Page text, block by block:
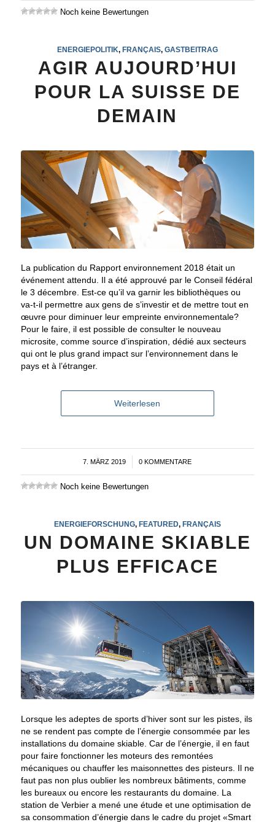
Noch keine Bewertungen
ENERGIEPOLITIK, FRANÇAIS, GASTBEITRAG
AGIR AUJOURD’HUI
POUR LA SUISSE DE
DEMAIN
La publication du Rapport environnement 2018 était un
événement attendu. Il a été approuvé par le Conseil fédéral
le 3 décembre. Est-ce qu’il va garnir les bibliothèques ou
va-t-il permettre aux gens de s’investir et de mettre tout en
œuvre pour diminuer leur empreinte environnementale?
Pour le faire, il est possible de consulter le nouveau
microsite, comme source d’inspiration, dédié aux secteurs
qui ont le plus grand impact sur l’environnement dans le
pays et à l’étranger.
Weiterlesen
7. MÄRZ 2019
/ 0 KOMMENTARE
Noch keine Bewertungen
ENERGIEFORSCHUNG, FEATURED, FRANÇAIS
UN DOMAINE SKIABLE
PLUS EFFICACE
Lorsque les adeptes de sports d’hiver sont sur les pistes, ils
ne se rendent pas compte de l’énergie consommée par les
installations du domaine skiable. Car de l’énergie, il en faut
pour faire fonctionner les moteurs des remontées
mécaniques ou chauffer les maisonnettes des pisteurs. Il ne
faut pas non plus oublier les nombreux bâtiments, comme
les bureaux ou encore les restaurants du domaine. La
station de Verbier a mené une étude et une optimisation de
sa consommation d’énergie dans le cadre du projet «Smart